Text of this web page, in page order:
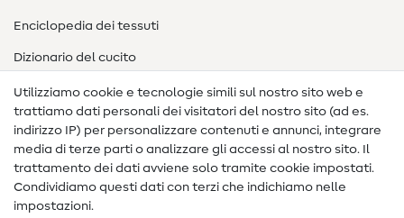
Enciclopedia dei tessuti
Dizionario del cucito
Nähanleitungen
Assistenza e contatto
Contatto
Informazioni sul nuovo proprietario
Utilizziamo cookie e tecnologie simili sul nostro sito web e
trattiamo dati personali dei visitatori del nostro sito (ad es.
indirizzo IP) per personalizzare contenuti e annunci, integrare
media di terze parti o analizzare gli accessi al nostro sito. Il
trattamento dei dati avviene solo tramite cookie impostati.
Condividiamo questi dati con terzi che indichiamo nelle
impostazioni.